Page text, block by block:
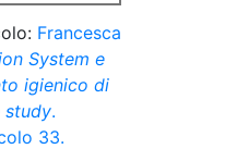
Francesca
System e
igienico di
study.
33.